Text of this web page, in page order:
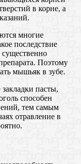
в корне, а
многие
последствие
существенно
Поэтому
мышьяк в зубе.
пасты,
способен
тем самым
отравление в